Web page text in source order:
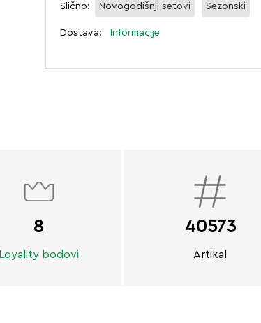
Slično: Novogodišnji setovi Sezonski
Dostava: Informacije
8
Loyality bodovi
40573
Artikal